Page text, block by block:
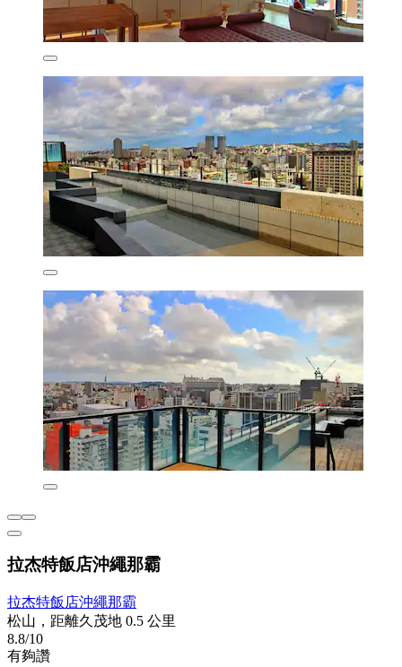
拉杰特飯店沖繩那霸
拉杰特飯店沖繩那霸
松山，距離久茂地 0.5 公里
8.8/10
有夠讚